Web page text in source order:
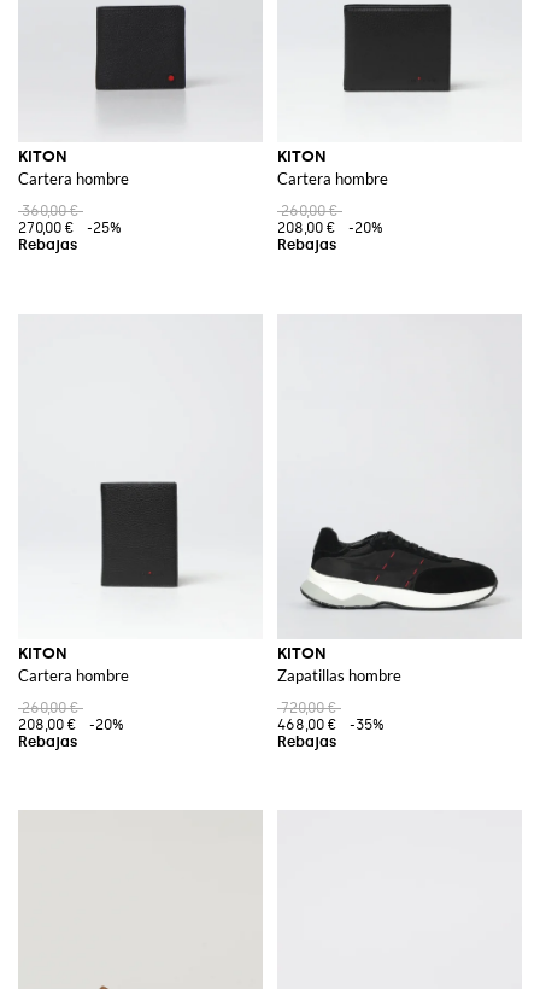
KITON
Cartera hombre
360,00 €
270,00 €
-25%
KITON
Cartera hombre
260,00 €
208,00 €
-20%
KITON
Cartera hombre
260,00 €
208,00 €
-20%
KITON
Zapatillas hombre
720,00 €
468,00 €
-35%